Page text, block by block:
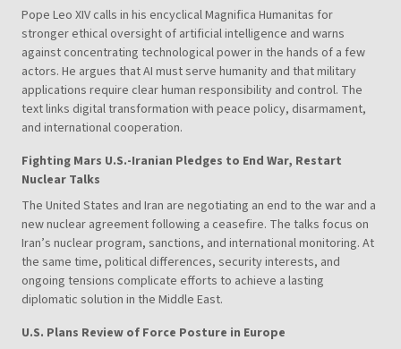
Pope Leo XIV calls in his encyclical Magnifica Humanitas for
stronger ethical oversight of artificial intelligence and warns
against concentrating technological power in the hands of a few
actors. He argues that AI must serve humanity and that military
applications require clear human responsibility and control. The
text links digital transformation with peace policy, disarmament,
and international cooperation.
Fighting Mars U.S.-Iranian Pledges to End War, Restart
Nuclear Talks
The United States and Iran are negotiating an end to the war and a
new nuclear agreement following a ceasefire. The talks focus on
Iran’s nuclear program, sanctions, and international monitoring. At
the same time, political differences, security interests, and
ongoing tensions complicate efforts to achieve a lasting
diplomatic solution in the Middle East.
U.S. Plans Review of Force Posture in Europe